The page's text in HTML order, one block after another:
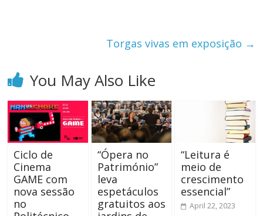
Torgas vivas em exposição →
You May Also Like
Ciclo de
Cinema
GAME com
nova sessão
no
“Ópera no
Património”
leva
espetáculos
gratuitos aos
“Leitura é
meio de
crescimento
essencial”
April 22, 2023